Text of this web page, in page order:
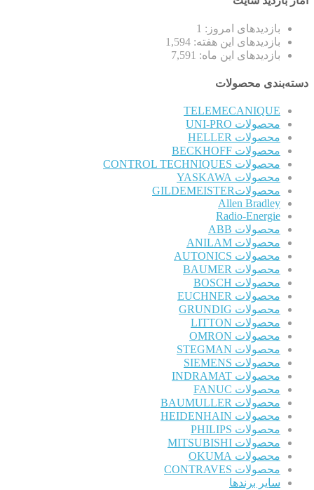
بازدیدهای امروز: 1
بازدیدهای این هفته: 1,594
بازدیدهای این ماه: 7,591
دسته‌بندی محصولات
TELEMECANIQUE
محصولات UNI-PRO
محصولات HELLER
محصولات BECKHOFF
محصولات CONTROL TECHNIQUES
محصولات YASKAWA
محصولاتGILDEMEISTER
Allen Bradley
Radio-Energie
محصولات ABB
محصولات ANILAM
محصولات AUTONICS
محصولات BAUMER
محصولات BOSCH
محصولات EUCHNER
محصولات GRUNDIG
محصولات LITTON
محصولات OMRON
محصولات STEGMAN
محصولات SIEMENS
محصولات INDRAMAT
محصولات FANUC
محصولات BAUMULLER
محصولات HEIDENHAIN
محصولات PHILIPS
محصولات MITSUBISHI
محصولات OKUMA
محصولات CONTRAVES
سایر برندها